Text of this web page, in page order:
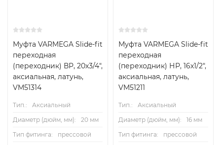
Муфта VARMEGA Slide-fit
переходная
(переходник) ВР, 20х3/4",
аксиальная, латунь,
VM51314
Тип.:
Аксиальный
Диаметр (дюйм, мм):
20 мм
Тип фитинга:
прессовой
Муфта VARMEGA Slide-fit
переходная
(переходник) НР, 16х1/2",
аксиальная, латунь,
VM51211
Тип.:
Аксиальный
Диаметр (дюйм, мм):
16 мм
Тип фитинга:
прессовой